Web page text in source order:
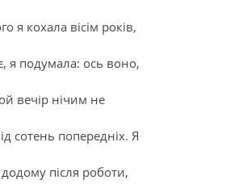
я кохала вісім років,
я подумала: ось воно,
вечір нічим не
сотень попередніх. Я
після роботи,